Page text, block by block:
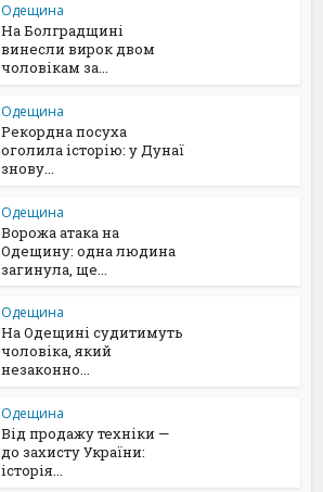
Одещина
На Болградщині
винесли вирок двом
чоловікам за...
Одещина
Рекордна посуха
оголила історію: у Дунаї
знову...
Одещина
Ворожа атака на
Одещину: одна людина
загинула, ще...
Одещина
На Одещині судитимуть
чоловіка, який
незаконно...
Одещина
Від продажу техніки —
до захисту України:
історія...